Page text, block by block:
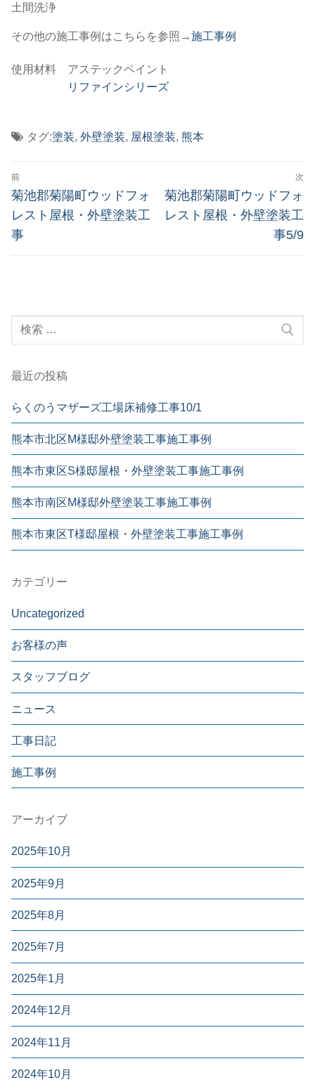
土間洗浄
その他の施工事例はこちらを参照→施工事例
使用材料 アステックペイント
リファインシリーズ
タグ:塗装, 外壁塗装, 屋根塗装, 熊本
投
稿
ナ
ビ
シ
ョ
前
前
の
投
菊池郡菊陽町ウッドフォ
レスト屋根・外壁塗装工
事
次
次
の
菊池郡菊陽町ウッドフォ
レスト屋根・外壁塗装工
事5/9
最近の投稿
らくのうマザーズ工場床補修工事10/1
熊本市北区M様邸外壁塗装工事施工事例
熊本市東区S様邸屋根・外壁塗装工事施工事例
熊本市南区M様邸外壁塗装工事施工事例
熊本市東区T様邸屋根・外壁塗装工事施工事例
カテゴリー
Uncategorized
お客様の声
スタッフブログ
ニュース
工事日記
施工事例
アーカイブ
2025年10月
2025年9月
2025年8月
2025年7月
2025年1月
2024年12月
2024年11月
2024年10月